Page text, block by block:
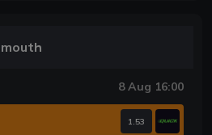
8 Aug 16:00
1.53